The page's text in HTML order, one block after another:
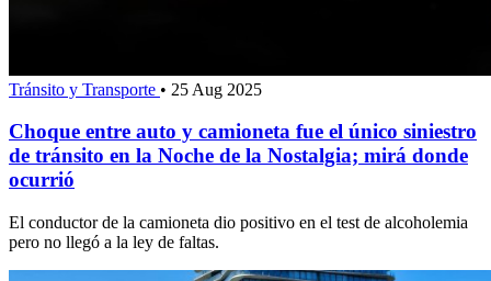
Tránsito y Transporte • 25 Aug 2025
Choque entre auto y camioneta fue el único siniestro
de tránsito en la Noche de la Nostalgia; mirá donde
ocurrió
El conductor de la camioneta dio positivo en el test de alcoholemia
pero no llegó a la ley de faltas.